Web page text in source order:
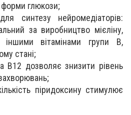
форми глюкози;
синтезу нейромедіаторів:
за виробництво мієліну,
вітамінами групи В,
стані;
В12 дозволяє знизити рівень
піридоксину стимулює